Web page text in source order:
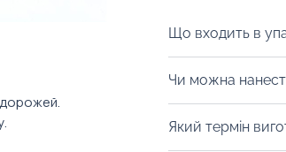
Що входить в
коробку на ваш
матеріалів,
будь-який інший
Чи можна
нанести
Який термін